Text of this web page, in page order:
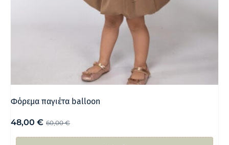
Φόρεμα παγιέτα balloon
60,00€
48,00 €